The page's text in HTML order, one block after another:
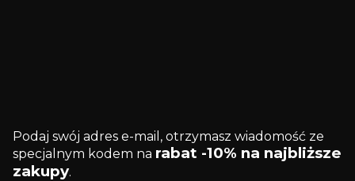
Podaj swój adres e-mail, otrzymasz wiadomość ze
specjalnym kodem na rabat -10% na najbliższe
zakupy.